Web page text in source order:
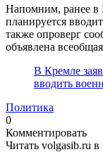
Напомним, ранее в
планируется
также опроверг
объявлена
В Кремле
вводить
Политика
0
Комментировать
Читать volgasib.ru в